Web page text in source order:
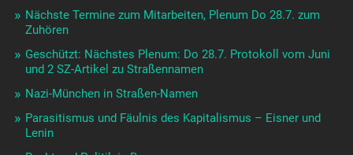
Nächste Termine zum Mitarbeiten, Plenum Do 28.7. zum
Zuhören
Geschützt: Nächstes Plenum: Do 28.7. Protokoll vom Juni
und 2 SZ-Artikel zu Straßennamen
Nazi-München in Straßen-Namen
Parasitismus und Fäulnis des Kapitalismus – Eisner und
Lenin